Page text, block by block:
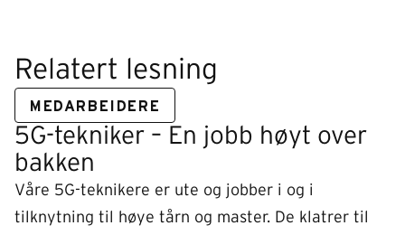
Relatert lesning
MEDARBEIDERE
5G-tekniker – En jobb høyt over
bakken
Våre 5G-teknikere er ute og jobber i og i
tilknytning til høye tårn og master. De klatrer til